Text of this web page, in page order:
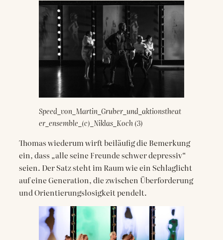
Speed_von_Martin_Gruber_und_aktionstheat
er_ensemble_(c)_Niklas_Koch (3)
Thomas wiederum wirft beiläufig die Bemerkung
ein, dass „alle seine Freunde schwer depressiv“
seien. Der Satz steht im Raum wie ein Schlaglicht
auf eine Generation, die zwischen Überforderung
und Orientierungslosigkeit pendelt.